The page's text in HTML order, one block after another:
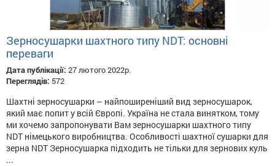
Зерносушарки шахтного типу NDT: основні
переваги
Дата публікації: 27 лютого 2022р.
Переглядів: 572
Шахтні зерносушарки – найпоширеніший вид зерносушарок,
який має попит у всій Європі. Україна не стала винятком, тому
ми хочемо запропонувати Вам зерносушарки шахтного типу
NDT німецького виробництва. Особливості шахтної сушарки для
зерна NDT Зерносушарка підходить не тільки для зернових куль
...